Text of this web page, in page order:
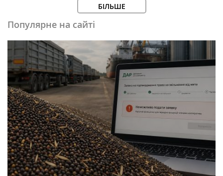
БІЛЬШЕ
Популярне на сайті